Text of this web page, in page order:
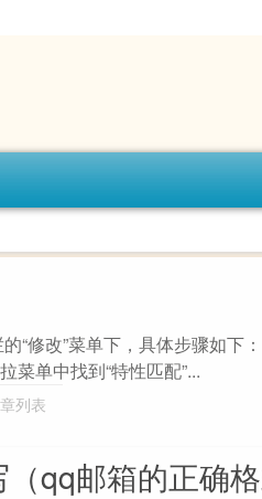
“修改”菜单下，具体步骤如下
菜单中找到“特性匹配”...
列表
qq邮箱的正确格